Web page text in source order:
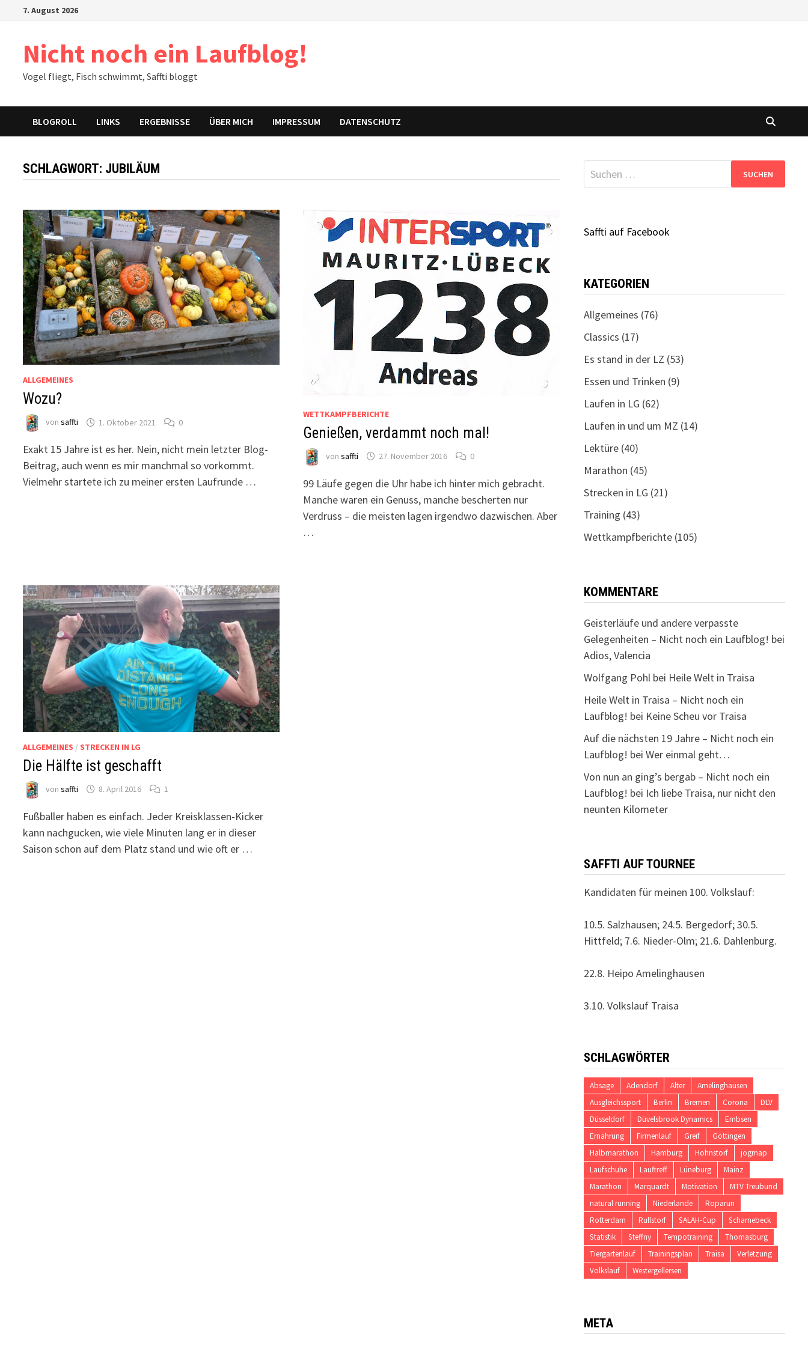
7. August 2026
Nicht noch ein Laufblog!
Vogel fliegt, Fisch schwimmt, Saffti bloggt
BLOGROLL LINKS ERGEBNISSE ÜBER MICH IMPRESSUM DATENSCHUTZ
SCHLAGWORT: JUBILÄUM
ALLGEMEINES
Wozu?
vonsaffti 1. Oktober 2021 0
Exakt 15 Jahre ist es her. Nein, nicht mein letzter Blog-
Beitrag, auch wenn es mir manchmal so vorkommt.
Vielmehr startete ich zu meiner ersten Laufrunde …
WETTKAMPFBERICHTE
Genießen, verdammt noch mal!
von saffti 27. November 2016 0
99 Läufe gegen die Uhr habe ich hinter mich gebracht.
Manche waren ein Genuss, manche bescherten nur
Verdruss – die meisten lagen irgendwo dazwischen. Aber
…
ALLGEMEINES / STRECKEN IN LG
Die Hälfte ist geschafft
vonsaffti 8. April 2016 1
Fußballer haben es einfach. Jeder Kreisklassen-Kicker
kann nachgucken, wie viele Minuten lang er in dieser
Saison schon auf dem Platz stand und wie oft er …
Suchen
nach:
Saffti auf Facebook
KATEGORIEN
Allgemeines (76)
Classics (17)
Es stand in der LZ (53)
Essen und Trinken (9)
Laufen in LG (62)
Laufen in und um MZ (14)
Lektüre(40)
Marathon (45)
Strecken in LG (21)
Training (43)
Wettkampfberichte(105)
KOMMENTARE
Geisterläufe und andere verpasste
Gelegenheiten – Nicht noch ein Laufblog! bei
Adios, Valencia
Wolfgang Pohlbei Heile Welt in Traisa
Heile Welt in Traisa – Nicht noch ein
Laufblog! bei Keine Scheu vor Traisa
Auf die nächsten 19 Jahre – Nicht noch ein
Laufblog! bei Wer einmal geht…
Von nun an ging’s bergab – Nicht noch ein
Laufblog! bei Ich liebe Traisa, nur nicht den
neunten Kilometer
SAFFTI AUF TOURNEE
Kandidaten für meinen 100. Volkslauf:
10.5. Salzhausen; 24.5. Bergedorf; 30.5.
Hittfeld; 7.6. Nieder-Olm; 21.6. Dahlenburg.
22.8. Heipo Amelinghausen
3.10. Volkslauf Traisa
SCHLAGWÖRTER
Absage Adendorf Alter
Amelinghausen
Ausgleichssport
Berlin Bremen Corona
DLV
Düsseldorf
Düvelsbrook Dynamics
Embsen
Ernährung
Firmenlauf Greif
Göttingen
Halbmarathon
Hamburg Hohnstorf
jogmap
Laufschuhe
Lauftreff Lüneburg
Mainz
Marathon
Marquardt Motivation
MTV Treubund
natural running
Niederlande
Roparun
Rotterdam
Rullstorf SALAH-Cup
Scharnebeck
Statistik
Steffny Tempotraining
Thomasburg
Tiergartenlauf
Trainingsplan Traisa
Verletzung
Volkslauf
Westergellersen
META